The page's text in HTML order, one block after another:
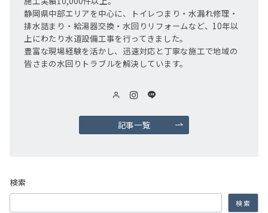
静岡県中部エリアを中心に、トイレつまり・水漏れ修理・
排水詰まり・給湯器交換・水回りリフォームなど、10年以
上にわたり水道設備工事を行ってきました。
豊富な現場経験を活かし、迅速対応と丁寧な施工で地域の
皆さまの水回りトラブルを解決しています。
記事一覧
検索
検索